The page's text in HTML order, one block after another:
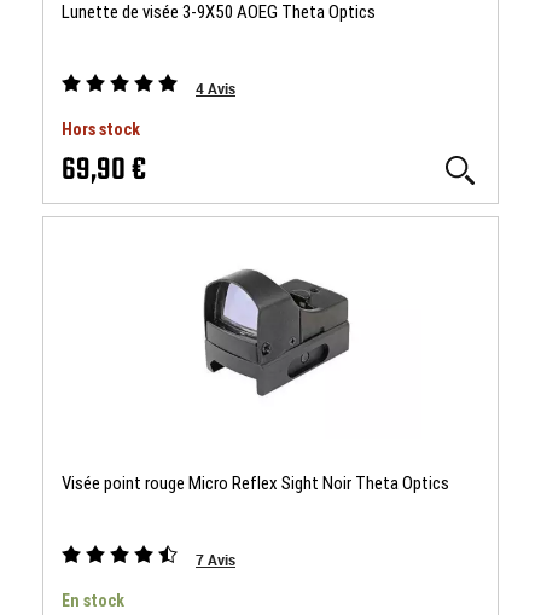
Lunette de visée 3-9X50 AOEG Theta Optics
4Avis
Hors stock
69,90 €
Visée point rouge Micro Reflex Sight Noir Theta Optics
7Avis
En stock